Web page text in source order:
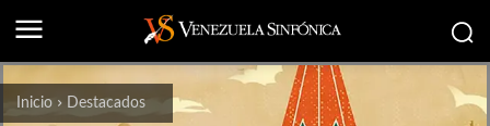
Inicio Destacados